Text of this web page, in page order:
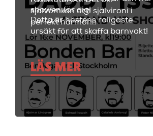
självömkan och självironi i
perfekt harmoni!
showen för dig!
Detta är höstens roligaste
ursäkt för att skaffa barnvakt!
LÄS MER